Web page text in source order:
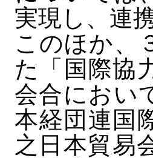
実現し、連
このほか、
た「国際協
会合におい
本経団連国
之日本貿易